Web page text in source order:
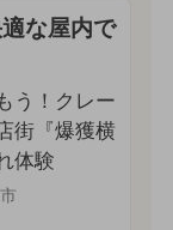
な屋内で
う！クレー
街『爆獲横
体験